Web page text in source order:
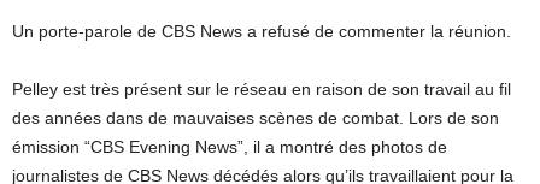
Un porte-parole de CBS News a refusé de commenter la réunion.
Pelley est très présent sur le réseau en raison de son travail au fil
des années dans de mauvaises scènes de combat. Lors de son
émission “CBS Evening News”, il a montré des photos de
journalistes de CBS News décédés alors qu’ils travaillaient pour la